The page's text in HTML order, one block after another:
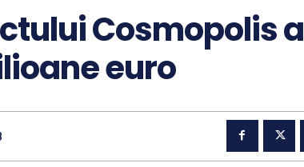
Cosmopolis a
euro